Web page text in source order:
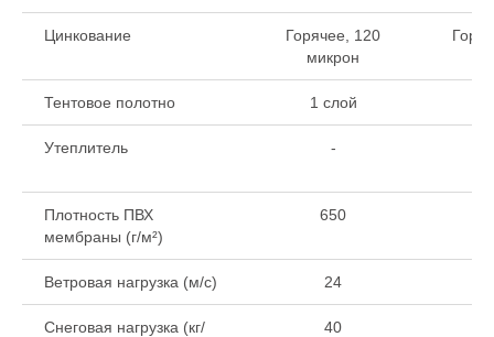
Цинкование
Горячее, 120
микрон
Тентовое полотно 1 слой
Утеплитель -
Плотность ПВХ
мембраны (г/м²)
650
Ветровая нагрузка (м/с) 24
Снеговая нагрузка (кг/
40